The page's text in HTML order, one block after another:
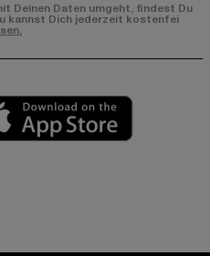
Deinen Daten umgeht, findest Du
kannst Dich jederzeit kostenfei
market